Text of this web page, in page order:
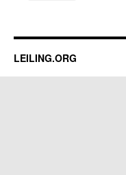
LEILING.ORG